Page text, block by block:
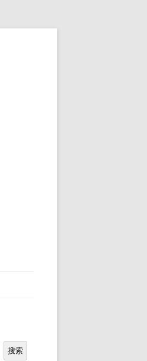
搜索